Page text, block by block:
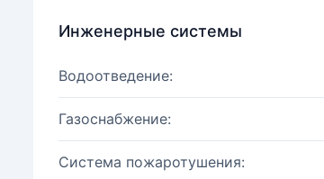
Инженерные системы
Водоотведение:
Газоснабжение:
Система пожаротушения: